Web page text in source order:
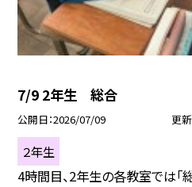
7/9 2年生 総合
公開日 2026/07/09 更
２年生
4時間目、2年生の各教室では